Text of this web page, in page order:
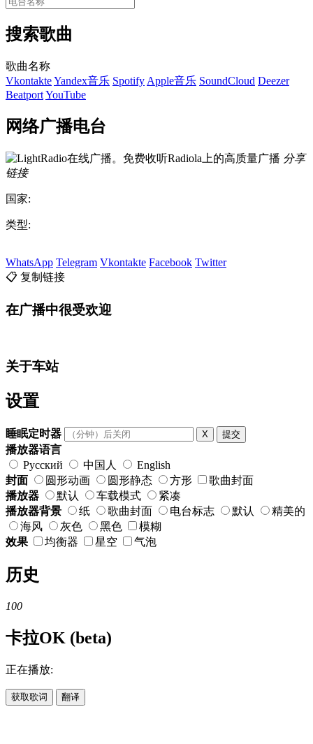
搜索歌曲
歌曲名称
VkontakteYandex音乐 Spotify Apple音乐 SoundCloud Deezer
BeatportYouTube
网络广播电台
分享
链接
国家:
类型:
WhatsApp Telegram Vkontakte Facebook Twitter
📋 复制链接
在广播中很受欢迎
关于车站
设置
睡眠定时器 X 提交
播放器语言
Русский
中国人
English
封面
圆形动画 圆形静态 方形
歌曲封面
播放器
默认 车载模式
紧凑
播放器背景
纸 歌曲封面 电台标志 默认
精美的
海风
灰色 黑色
模糊
效果
均衡器 星空 气泡
历史
100
卡拉OK (beta)
正在播放:
获取歌词 翻译